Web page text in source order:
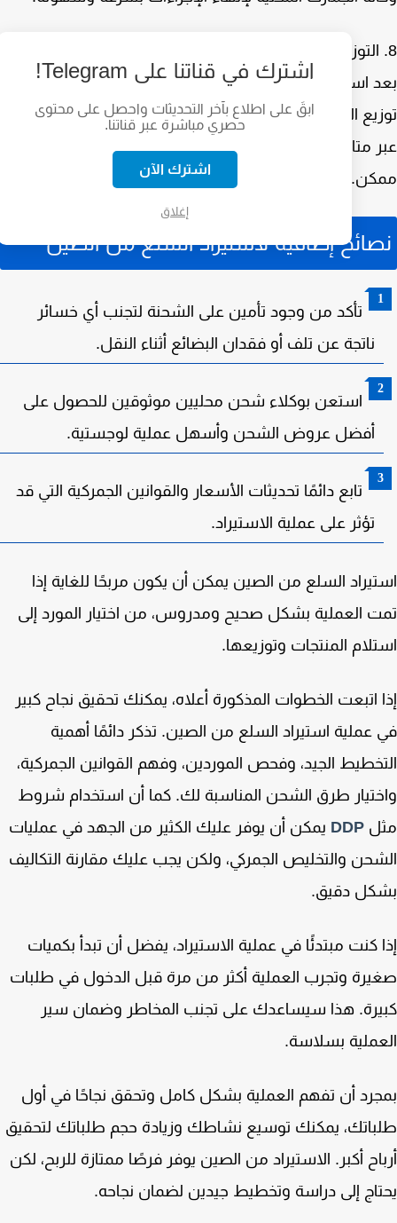
استلام الشحنة وتخليصها جمركيًا، يمكنك بدء عملية
المنتجات. تأكد من التخطيط جيدًا لعملية التوزيع سواء
متاجر البيع بالتجزئة أو عبر الإنترنت لتحقيق أعلى ربح
إضافية لاستيراد السلع من الصين
تأكد من وجود تأمين على الشحنة لتجنب أي خسائر
ناتجة عن تلف أو فقدان البضائع أثناء النقل.
استعن بوكلاء شحن محليين موثوقين للحصول على
أفضل عروض الشحن وأسهل عملية لوجستية.
تابع دائمًا تحديثات الأسعار والقوانين الجمركية التي قد
تؤثر على عملية الاستيراد.
السلع من الصين يمكن أن يكون مربحًا للغاية إذا
العملية بشكل صحيح ومدروس، من اختيار المورد إلى
المنتجات وتوزيعها.
اتبعت الخطوات المذكورة أعلاه، يمكنك تحقيق نجاح كبير
عملية استيراد السلع من الصين. تذكر دائمًا أهمية
الجيد، وفحص الموردين، وفهم القوانين الجمركية،
طرق الشحن المناسبة لك. كما أن استخدام شروط
DDPيمكن أن يوفر عليك الكثير من الجهد في عمليات
والتخليص الجمركي، ولكن يجب عليك مقارنة التكاليف
دقيق.
كنت مبتدئًا في عملية الاستيراد، يفضل أن تبدأ بكميات
وتجرب العملية أكثر من مرة قبل الدخول في طلبات
هذا سيساعدك على تجنب المخاطر وضمان سير
بسلاسة.
أن تفهم العملية بشكل كامل وتحقق نجاحًا في أول
يمكنك توسيع نشاطك وزيادة حجم طلباتك لتحقيق
أكبر. الاستيراد من الصين يوفر فرصًا ممتازة للربح، لكن
إلى دراسة وتخطيط جيدين لضمان نجاحه.
اشترك في قناتنا على Telegram!
ابقَ على اطلاع بآخر التحديثات واحصل على محتوى
حصري مباشرة عبر قناتنا.
اشترك الآن
إغلاق